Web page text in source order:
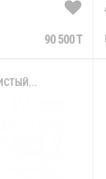
90 500 T